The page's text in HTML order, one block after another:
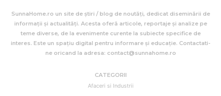
SunnaHome.ro un site de știri / blog de noutăți, dedicat diseminării de
informații și actualități. Acesta oferă articole, reportaje și analize pe
teme diverse, de la evenimente curente la subiecte specifice de
interes. Este un spațiu digital pentru informare și educație. Contactati-
ne oricand la adresa: contact@sunnahome.ro
CATEGORII
Afaceri si Industrii